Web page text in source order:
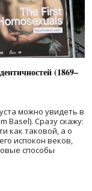
(1869–
можно увидеть в
Basel). Сразу скажу:
как таковой, а о
испокон веков,
способы